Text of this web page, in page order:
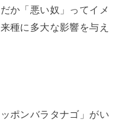
か「悪い奴」ってイメ
種に多大な影響を与え
ポンバラタナゴ」がい